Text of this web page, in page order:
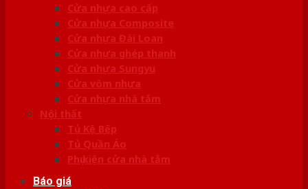
Cửa nhựa cao cấp
Cửa nhựa Composite
Cửa nhựa Đài Loan
Cửa nhựa ghép thanh
Cửa nhựa Sungyu
Cửa vòm nhựa
Cửa nhựa nhà tắm
Nội thất
Tủ Kệ Bếp
Tủ Quần Áo
Phụ kiện cửa nhà tắm
Báo giá